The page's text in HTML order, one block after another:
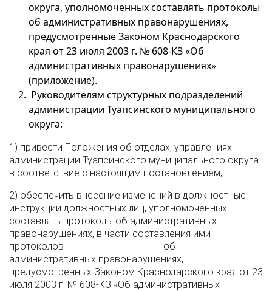
округа, уполномоченных составлять протоколы
об административных правонарушениях,
предусмотренные Законом Краснодарского
края от 23 июля 2003 г. № 608-КЗ «Об
административных правонарушениях»
(приложение).
Руководителям структурных подразделений
администрации Туапсинского муниципального
округа:
1) привести Положения об отделах, управлениях
администрации Туапсинского муниципального округа
в соответствие с настоящим постановлением;
2) обеспечить внесение изменений в должностные
инструкции должностных лиц, уполномоченных
составлять протоколы об административных
правонарушениях, в части составления ими
протоколов об
административных правонарушениях,
предусмотренных Законом Краснодарского края от 23
июля 2003 г. № 608-КЗ «Об административных